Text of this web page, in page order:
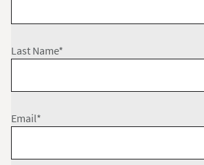
Last Name*
Email*